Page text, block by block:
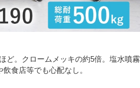
ど。クロームメッキの約5倍。塩水噴霧
食店等でも心配なし。